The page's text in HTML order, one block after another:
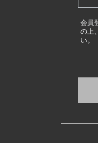
会員
の上
い。